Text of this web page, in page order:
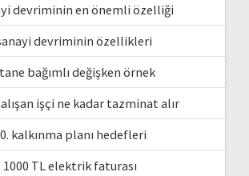
devriminin en önemli özelliği
devriminin özellikleri
bağımlı değişken örnek
işçi ne kadar tazminat alır
kalkınma planı hedefleri
1000 TL elektrik faturası